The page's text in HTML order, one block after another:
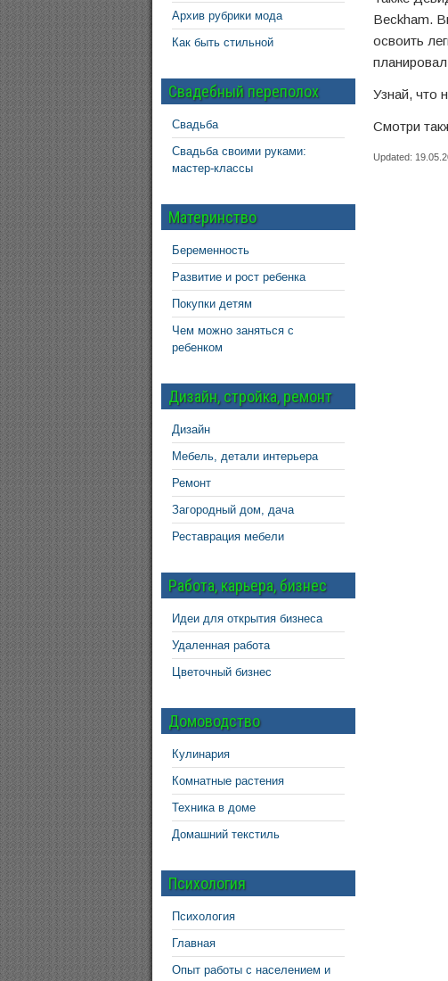
Beckham.
освоить
Узнай, что
Смотри
Updated:
Архив рубрики мода
Как быть стильной
Свадебный переполох
Свадьба
Свадьба своими руками:
мастер-классы
Материнство
Беременность
Развитие и рост ребенка
Покупки детям
Чем можно заняться с
ребенком
Дизайн, стройка, ремонт
Дизайн
Мебель, детали интерьера
Ремонт
Загородный дом, дача
Реставрация мебели
Работа, карьера, бизнес
Идеи для открытия бизнеса
Удаленная работа
Цветочный бизнес
Домоводство
Кулинария
Комнатные растения
Техника в доме
Домашний текстиль
Психология
Психология
Главная
Опыт работы с населением и